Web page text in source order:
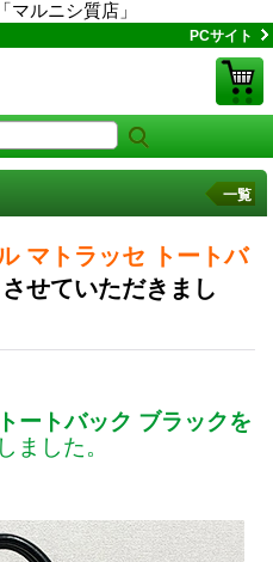
マルニシ質店」
PCサイト
一覧
マトラッセ トートバ
させていただきまし
ートバック ブラックを
ました。